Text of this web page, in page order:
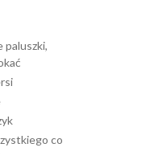
paluszki,
co